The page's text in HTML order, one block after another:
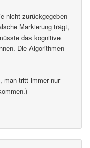
nicht zurückgegeben
Markierung trägt,
das kognitive
Die Algorithmen
man tritt immer nur